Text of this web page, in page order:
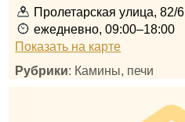
Пролетарская улица, 82/6
ежедневно, 09:00–18:00
Показать на карте
Рубрики: Камины, печи